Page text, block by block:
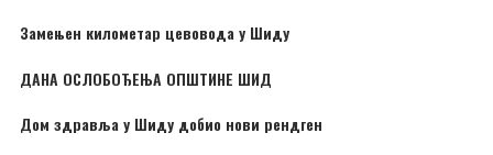
Замењен километар цевовода у Шиду
ДАНА ОСЛОБОЂЕЊА ОПШТИНЕ ШИД
Дом здравља у Шиду добио нови рендген